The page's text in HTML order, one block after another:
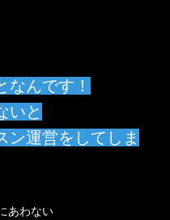
なんです！
いと
ン運営をしてしま
あわない